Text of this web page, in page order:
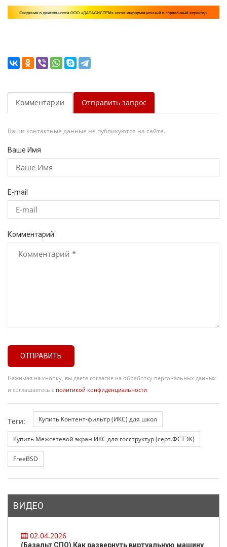
Комментарии Отправить запрос
Ваши контактные данные не публикуются на сайте.
Ваше Имя
E-mail
Комментарий
ОТПРАВИТЬ
Нажимая на кнопку, вы даете согласие на обработку персональных данных
и соглашаетесь с политикой конфиденциальности
Теги: Купить Контент-фильтр (ИКС) для школ
Купить Межсетевой экран ИКС для госструктур (серт.ФСТЭК)
FreeBSD
ВИДЕО
02.04.2026
(Базальт СПО) Как развернуть виртуальную машину